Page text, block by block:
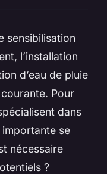
sensibilisation
l’installation
d’eau de pluie
Pour
dans
se
nécessaire
?